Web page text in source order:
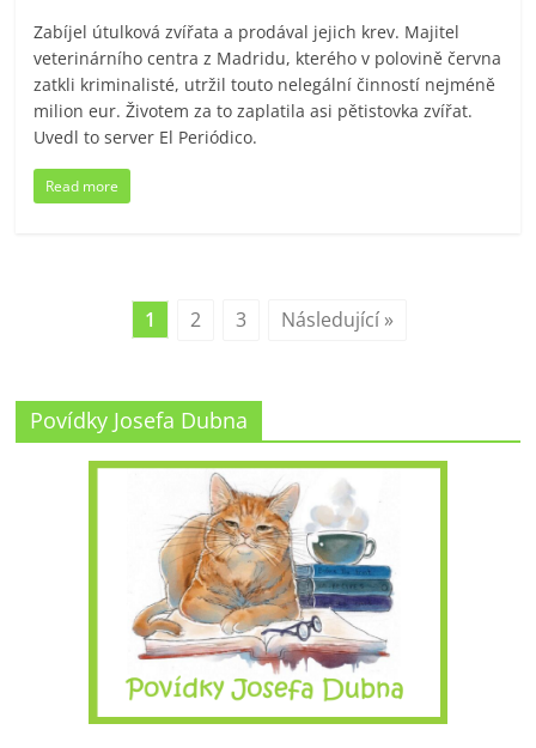
Zabíjel útulková zvířata a prodával jejich krev. Majitel
veterinárního centra z Madridu, kterého v polovině června
zatkli kriminalisté, utržil touto nelegální činností nejméně
milion eur. Životem za to zaplatila asi pětistovka zvířat.
Uvedl to server El Periódico.
Read more
1 2 3 Následující »
Povídky Josefa Dubna